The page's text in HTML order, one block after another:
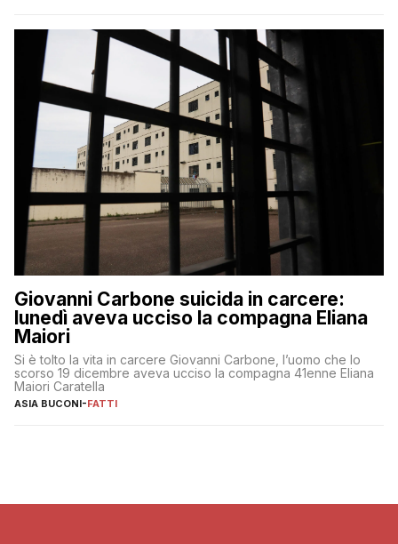
Giovanni Carbone suicida in carcere:
lunedì aveva ucciso la compagna Eliana
Maiori
Si è tolto la vita in carcere Giovanni Carbone, l’uomo che lo
scorso 19 dicembre aveva ucciso la compagna 41enne Eliana
Maiori Caratella
ASIA BUCONI-FATTI